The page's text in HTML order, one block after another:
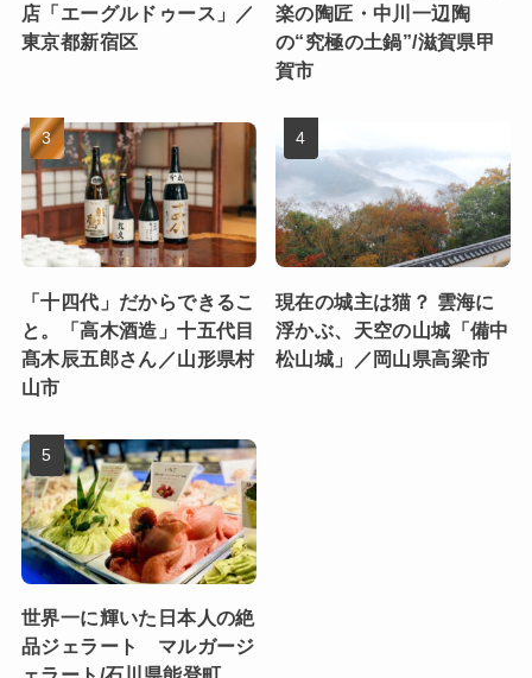
店「エーグルドゥース」／
東京都新宿区
楽の陶匠・中川一辺陶
の“究極の土鍋”/滋賀県甲
賀市
「十四代」だからできるこ
と。「高木酒造」十五代目
髙木辰五郎さん／山形県村
山市
現在の城主は猫？ 雲海に
浮かぶ、天空の山城「備中
松山城」／岡山県高梁市
世界一に輝いた日本人の絶
品ジェラート マルガージ